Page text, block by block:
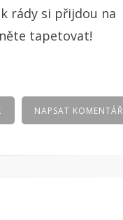
rády si přijdou na
tapetovat!
NAPSAT KOMENTÁŘ